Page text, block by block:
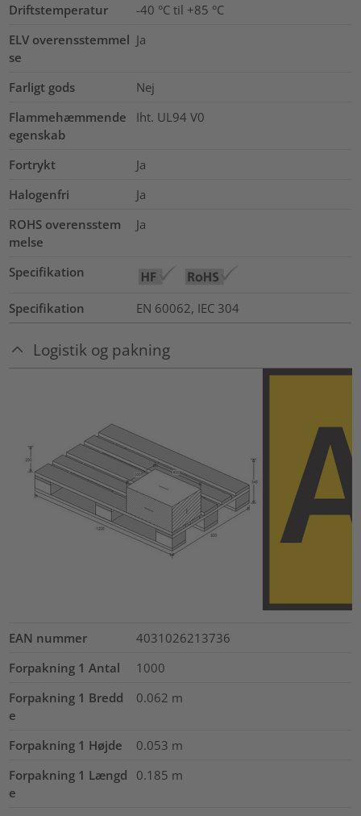
Driftstemperatur
-40 °C til +85 °C
ELV overensstemmel
se
Ja
Farligt gods
Nej
Flammehæmmende
egenskab
Iht. UL94 V0
Fortrykt
Ja
Halogenfri
Ja
ROHS overensstem
melse
Ja
Specifikation
Specifikation EN 60062, IEC 304
Logistik og pakning
EAN nummer
4031026213736
Forpakning 1 Antal
1000
Forpakning 1 Bredd
e
0.062 m
Forpakning 1 Højde 0.053 m
Forpakning 1 Længd
e
0.185 m